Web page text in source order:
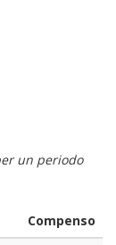
un periodo
Compenso